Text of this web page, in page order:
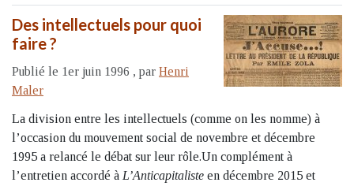
Des intellectuels pour quoi
faire ?
Publié le 1er juin 1996 , par Henri
Maler
La division entre les intellectuels (comme on les nomme) à
l’occasion du mouvement social de novembre et décembre
1995 a relancé le débat sur leur rôle.Un complément à
l’entretien accordé à L’Anticapitaliste en décembre 2015 et